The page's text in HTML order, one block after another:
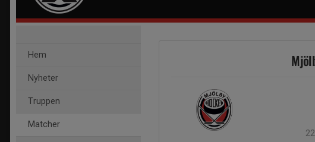
Hem
Nyheter
Truppen
Matcher